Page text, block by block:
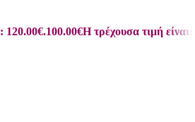
120.00€.100.00€Η τρέχουσα τιμή είναι: